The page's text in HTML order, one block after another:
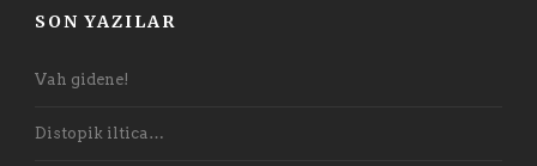
SON YAZILAR
Vah gidene!
Distopik iltica…